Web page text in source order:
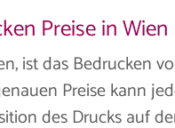
Preise in Wien
ist das Bedrucken
Preise kann
des Drucks auf